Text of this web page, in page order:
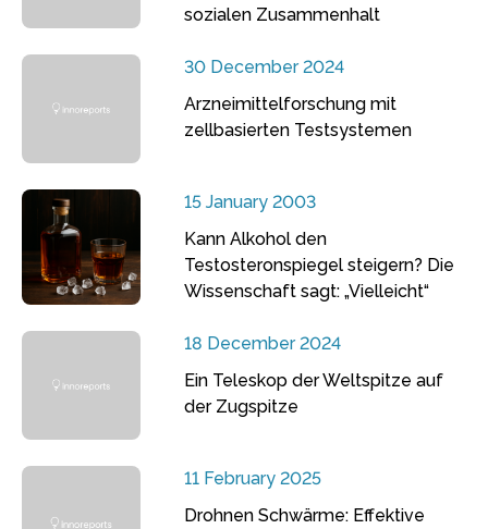
sozialen Zusammenhalt
30 December 2024
Arzneimittelforschung mit
zellbasierten Testsystemen
15 January 2003
Kann Alkohol den
Testosteronspiegel steigern? Die
Wissenschaft sagt: „Vielleicht“
18 December 2024
Ein Teleskop der Weltspitze auf
der Zugspitze
11 February 2025
Drohnen Schwärme: Effektive